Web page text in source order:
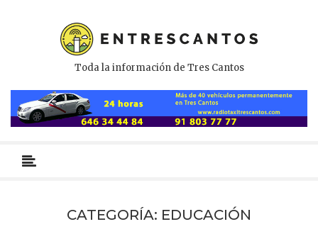
Toda la información de Tres Cantos
primario
CATEGORÍA: EDUCACIÓN